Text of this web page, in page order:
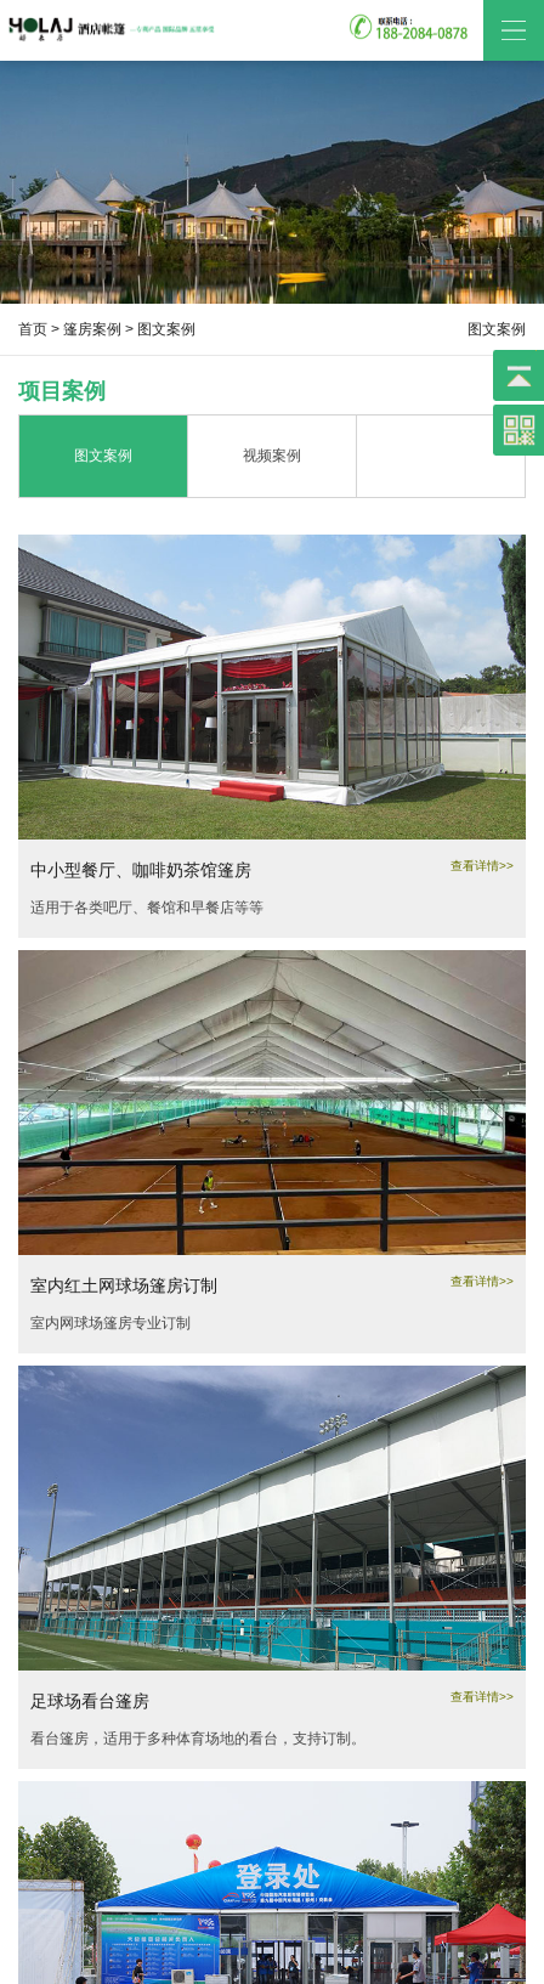
图文案例
首页 > 篷房案例 > 图文案例
项目案例
图文案例 视频案例
查看详情>>
中小型餐厅、咖啡奶茶馆篷房
适用于各类吧厅、餐馆和早餐店等等
查看详情>>
室内红土网球场篷房订制
室内网球场篷房专业订制
查看详情>>
足球场看台篷房
看台篷房，适用于多种体育场地的看台，支持订制。